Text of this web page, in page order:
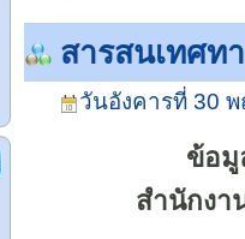
สารสนเทศท
วันอังคารที่ 30
ข้อมู
สำนักงา